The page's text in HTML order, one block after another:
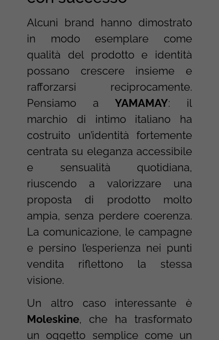
Alcuni brand hanno dimostrato
in modo esemplare come
qualità del prodotto e identità
possano crescere insieme e
rafforzarsi reciprocamente.
Pensiamo aYAMAMAY: il
marchio di intimo italiano ha
costruito un’identità fortemente
centrata su eleganza accessibile
e sensualità quotidiana,
riuscendo a valorizzare una
proposta di prodotto molto
ampia, senza perdere coerenza.
La comunicazione, le campagne
e persino l’esperienza nei punti
vendita riflettono la stessa
visione.
Un altro caso interessante è
Moleskine, che ha trasformato
un oggetto semplice come un